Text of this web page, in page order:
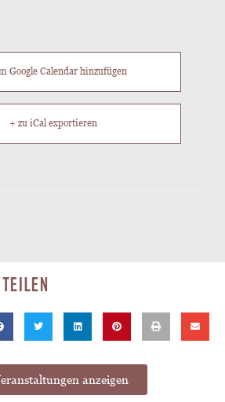
Google Calendar hinzufügen
+ zu iCal exportieren
anzeigen